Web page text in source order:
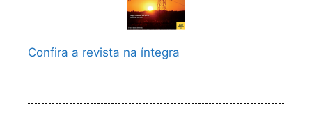
Confira a revista na íntegra